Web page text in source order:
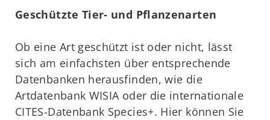
Geschützte Tier- und Pflanzenarten
Ob eine Art geschützt ist oder nicht, lässt
sich am einfachsten über entsprechende
Datenbanken herausfinden, wie die
Artdatenbank WISIA oder die internationale
CITES-Datenbank Species+. Hier können Sie